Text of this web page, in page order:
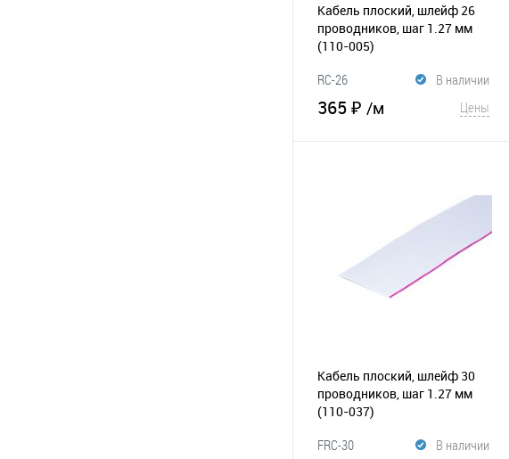
Кабель плоский, шлейф 26
проводников, шаг 1.27 мм
(110-005)
В наличии
RC-26
365 ₽ /м Цены
К
сравнению
Кабель плоский, шлейф 30
проводников, шаг 1.27 мм
(110-037)
В наличии
FRC-30